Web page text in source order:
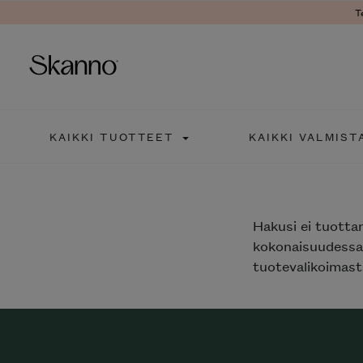
KAIKKI TUOTTEET KAIKKI
Hakusi ei